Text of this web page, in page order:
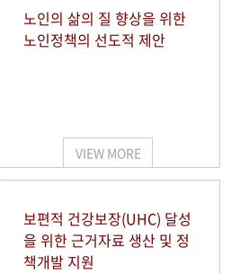
노인의 삶의 질 향상을 위한
노인정책의 선도적 제안
VIEW MORE
보편적 건강보장(UHC) 달성
을 위한 근거자료 생산 및 정
책개발 지원